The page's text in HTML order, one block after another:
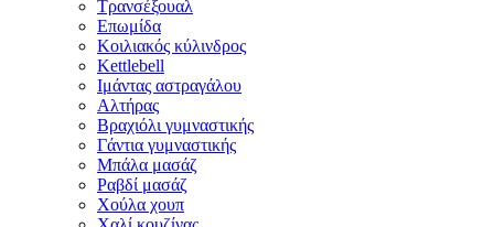
Τρανσέξουαλ
Επωμίδα
Κοιλιακός κύλινδρος
Kettlebell
Ιμάντας αστραγάλου
Αλτήρας
Βραχιόλι γυμναστικής
Γάντια γυμναστικής
Μπάλα μασάζ
Ραβδί μασάζ
Χούλα χουπ